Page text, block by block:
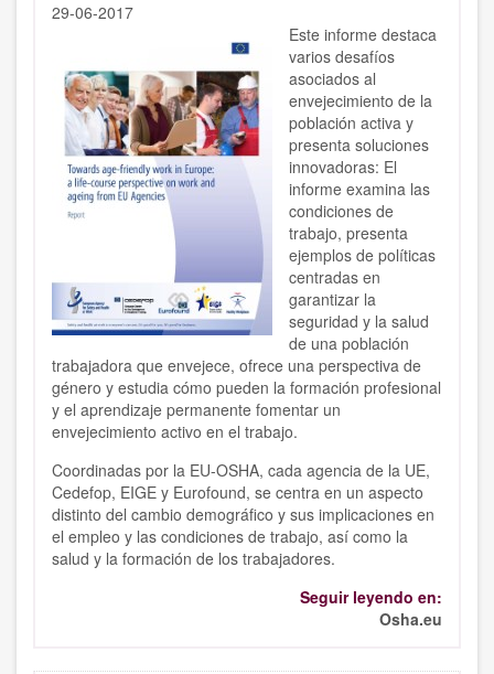
29-06-2017
Este informe destaca
varios desafíos
asociados al
envejecimiento de la
población activa y
presenta soluciones
innovadoras: El
informe examina las
condiciones de
trabajo, presenta
ejemplos de políticas
centradas en
garantizar la
seguridad y la salud
de una población
trabajadora que envejece, ofrece una perspectiva de
género y estudia cómo pueden la formación profesional
y el aprendizaje permanente fomentar un
envejecimiento activo en el trabajo.
Coordinadas por la EU-OSHA, cada agencia de la UE,
Cedefop, EIGE y Eurofound, se centra en un aspecto
distinto del cambio demográfico y sus implicaciones en
el empleo y las condiciones de trabajo, así como la
salud y la formación de los trabajadores.
Seguir leyendo en:
Osha.eu